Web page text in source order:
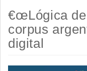
€œLógica de
corpus
digital